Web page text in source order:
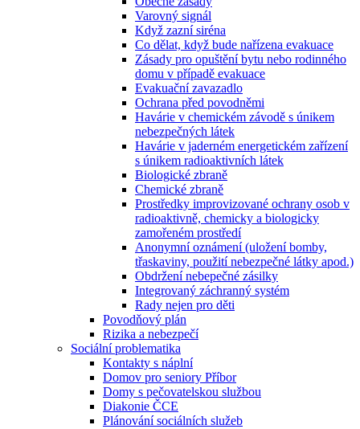
Varovný signál
Když zazní siréna
Co dělat, když bude nařízena evakuace
Zásady pro opuštění bytu nebo rodinného
domu v případě evakuace
Evakuační zavazadlo
Ochrana před povodněmi
Havárie v chemickém závodě s únikem
nebezpečných látek
Havárie v jaderném energetickém zařízení
s únikem radioaktivních látek
Biologické zbraně
Chemické zbraně
Prostředky improvizované ochrany osob v
radioaktivně, chemicky a biologicky
zamořeném prostředí
Anonymní oznámení (uložení bomby,
třaskaviny, použití nebezpečné látky apod.)
Obdržení nebepečné zásilky
Integrovaný záchranný systém
Rady nejen pro děti
Povodňový plán
Rizika a nebezpečí
Sociální problematika
Kontakty s náplní
Domov pro seniory Příbor
Domy s pečovatelskou službou
Diakonie ČCE
Plánování sociálních služeb